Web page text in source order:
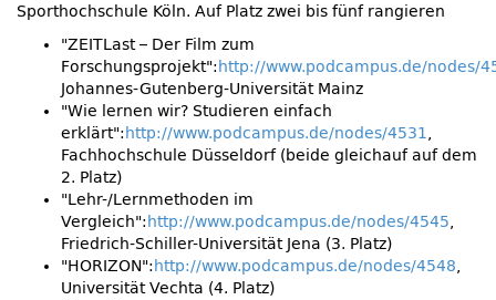
Sporthochschule Köln. Auf Platz zwei bis fünf rangieren
ZEITLast – Der Film zum
Forschungsprojekt : http://www.podcampus.de/nodes/
Johannes-Gutenberg-Universität Mainz
Wie lernen wir? Studieren einfach
erklärt : http://www.podcampus.de/nodes/4531,
Fachhochschule Düsseldorf (beide gleichauf auf dem
2. Platz)
Lehr-/Lernmethoden im
Vergleich : http://www.podcampus.de/nodes/4545,
Friedrich-Schiller-Universität Jena (3. Platz)
HORIZON : http://www.podcampus.de/nodes/4548,
Universität Vechta (4. Platz)